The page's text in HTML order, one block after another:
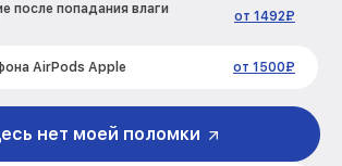
после попадания влаги
от 1492₽
AirPods Apple от 1500₽
Apple от 1000₽
нет моей поломки